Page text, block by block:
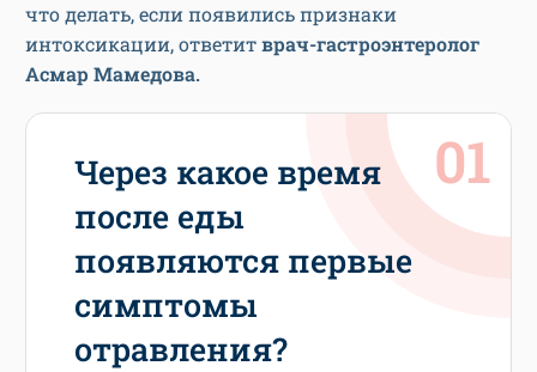
что делать, если появились признаки
интоксикации, ответитврач-гастроэнтеролог
Асмар Мамедова.
Через какое время
после еды
появляются первые
симптомы
отравления?